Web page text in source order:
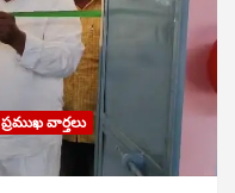
ప్రముఖ వార్తలు